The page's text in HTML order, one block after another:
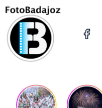
Saltar
contenido